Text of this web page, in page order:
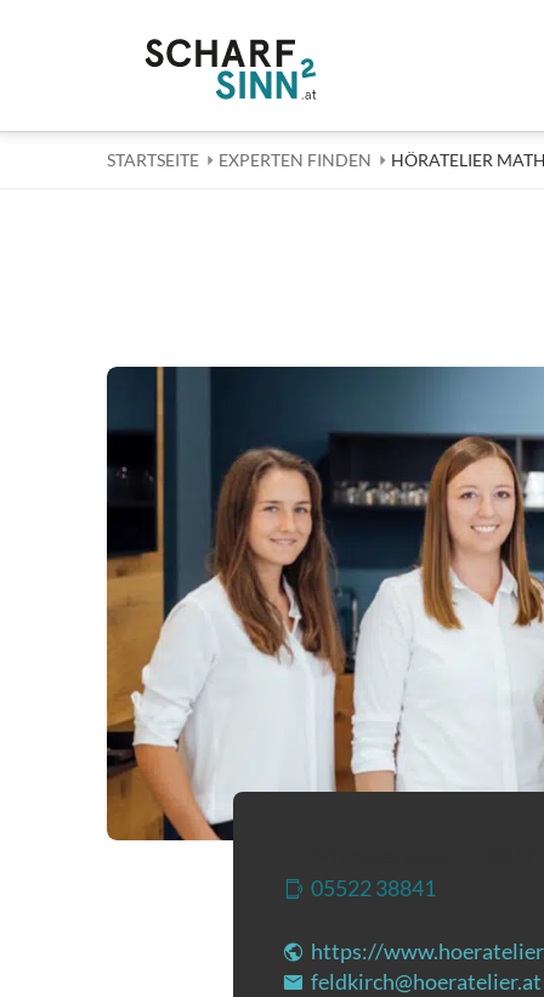
STARTSEITE EXPERTEN FINDEN AKTUELL:
HÖRATELIER
05522 38841
https://
feldkirch@hoeratelier.at